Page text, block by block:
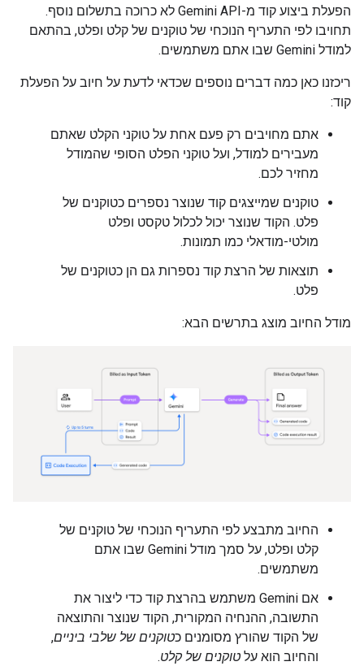
הפעלת ביצוע קוד מ-Gemini API לא כרוכה בתשלום נוסף.
תחויבו לפי התעריף הנוכחי של טוקנים של קלט ופלט, בהתאם
למודל Gemini שבו אתם משתמשים.
ריכזנו כאן כמה דברים נוספים שכדאי לדעת על חיוב על הפעלת
קוד:
אתם מחויבים רק פעם אחת על טוקני הקלט שאתם
מעבירים למודל, ועל טוקני הפלט הסופי שהמודל
מחזיר לכם.
טוקנים שמייצגים קוד שנוצר נספרים כטוקנים של
פלט. הקוד שנוצר יכול לכלול טקסט ופלט
מולטי-מודאלי כמו תמונות.
תוצאות של הרצת קוד נספרות גם הן כטוקנים של
פלט.
מודל החיוב מוצג בתרשים הבא:
החיוב מתבצע לפי התעריף הנוכחי של טוקנים של
קלט ופלט, על סמך מודל Gemini שבו אתם
משתמשים.
אם Gemini משתמש בהרצת קוד כדי ליצור את
התשובה, ההנחיה המקורית, הקוד שנוצר והתוצאה
של הקוד שהורץ מסומנים כטוקנים של שלבי ביניים,
והחיוב הוא על טוקנים של קלט.